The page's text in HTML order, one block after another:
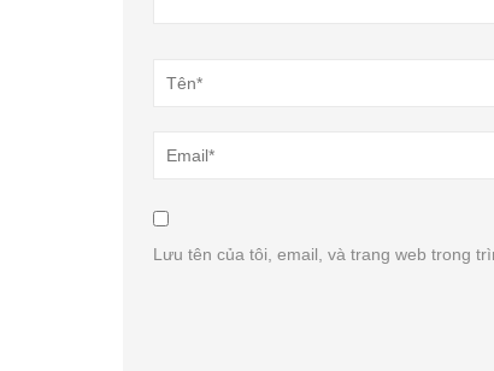
Lưu tên của tôi, email, và trang web trong